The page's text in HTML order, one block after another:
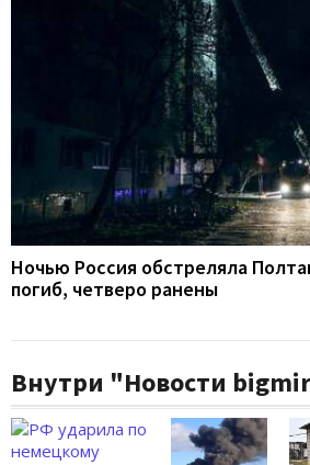
Ночью Россия обстреляла
погиб, четверо ранены
Внутри "Новости